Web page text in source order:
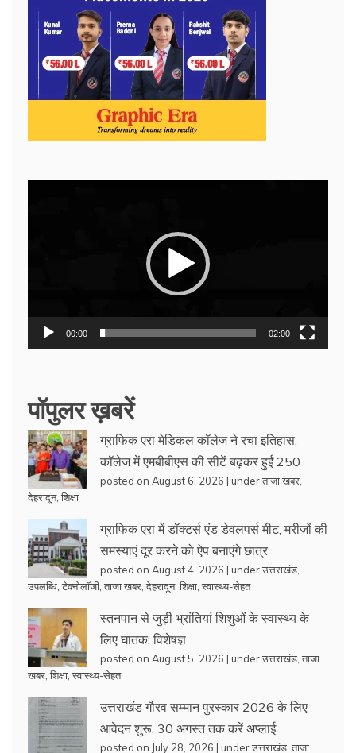
00:00 02:00
पॉपुलर ख़बरें
ग्राफिक एरा मेडिकल कॉलेज ने रचा इतिहास,
कॉलेज में एमबीबीएस की सीटें बढ़कर हुईं 250
posted on August 6, 2026 | underताजा खबर
देहरादून, शिक्षा
ग्राफिक एरा में डॉक्टर्स एंड डेवलपर्स मीट, मरीजों की
समस्याएं दूर करने को ऐप बनाएंगे छात्र
posted on August 4, 2026 | underउत्तराखंड
उपलब्धि टेक्नोलॉजी ताजा खबर देहरादून, शिक्षा स्वास्थ्य-सेहत
स्तनपान से जुड़ी भ्रांतियां शिशुओं के स्वास्थ्य के
लिए घातक: विशेषज्ञ
posted on August 5, 2026 | underउत्तराखंड ताजा
खबर शिक्षा स्वास्थ्य-सेहत
उत्तराखंड गौरव सम्मान पुरस्कार 2026 के लिए
आवेदन शुरू, 30 अगस्त तक करें अप्लाई
posted on July 28, 2026 | underउत्तराखंड ताजा